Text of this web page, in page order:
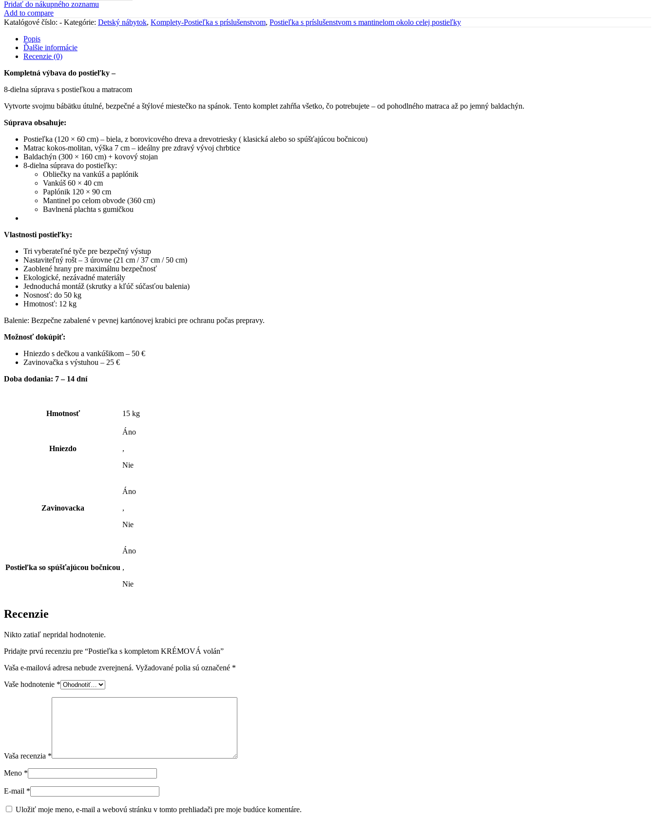
KRÉMOVÁ
volán
Pridať do nákupného zoznamu
Add to compare
Katalógové číslo: - Kategórie: Detský nábytok, Komplety-Postieľka s príslušenstvom, Postieľka s príslušenstvom s mantinelom okolo celej postieľky
Popis
Ďalšie informácie
Recenzie (0)
Kompletná výbava do postieľky –
8-dielna súprava s postieľkou a matracom
Vytvorte svojmu bábätku útulné, bezpečné a štýlové miestečko na spánok. Tento komplet zahŕňa všetko, čo potrebujete – od pohodlného matraca až po jemný baldachýn.
Súprava obsahuje:
Postieľka (120 × 60 cm) – biela, z borovicového dreva a drevotriesky ( klasická alebo so spúšťajúcou bočnicou)
Matrac kokos-molitan, výška 7 cm – ideálny pre zdravý vývoj chrbtice
Baldachýn (300 × 160 cm) + kovový stojan
8-dielna súprava do postieľky:
Obliečky na vankúš a paplónik
Vankúš 60 × 40 cm
Paplónik 120 × 90 cm
Mantinel po celom obvode (360 cm)
Bavlnená plachta s gumičkou
Vlastnosti postieľky:
Tri vyberateľné tyče pre bezpečný výstup
Nastaviteľný rošt – 3 úrovne (21 cm / 37 cm / 50 cm)
Zaoblené hrany pre maximálnu bezpečnosť
Ekologické, nezávadné materiály
Jednoduchá montáž (skrutky a kľúč súčasťou balenia)
Nosnosť: do 50 kg
Hmotnosť: 12 kg
Balenie: Bezpečne zabalené v pevnej kartónovej krabici pre ochranu počas prepravy.
Možnosť dokúpiť:
Hniezdo s dečkou a vankúšikom – 50 €
Zavinovačka s výstuhou – 25 €
Doba dodania: 7 – 14 dní
Hmotnosť 15 kg
Hniezdo
Áno
,
Nie
Zavinovacka
Áno
,
Nie
Postieľka so spúšťajúcou bočnicou
Áno
,
Nie
Recenzie
Nikto zatiaľ nepridal hodnotenie.
Pridajte prvú recenziu pre “Postieľka s kompletom KRÉMOVÁ volán”
Vaša e-mailová adresa nebude zverejnená. Vyžadované polia sú označené *
Vaše hodnotenie *
Vaša recenzia *
Meno *
E-mail *
Uložiť moje meno, e-mail a webovú stránku v tomto prehliadači pre moje budúce komentáre.